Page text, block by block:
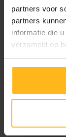
partners voor
partners
informatie die
verzameld op